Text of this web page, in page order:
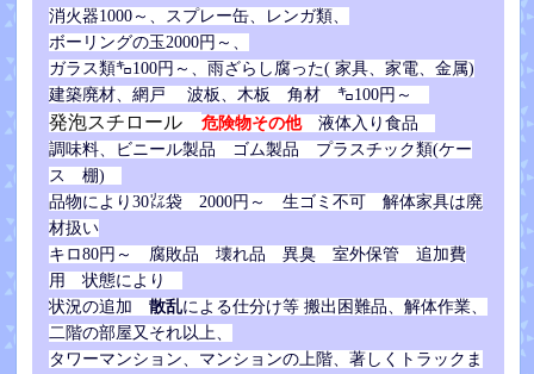
消火器1000～、
スプレー缶、レンガ類、
ボーリングの玉2000円～、
ガラス類㌔100円～、雨ざらし腐った( 家具、家電、金属)
建築廃材、網戸 波板、木板 角材 ㌔100円～
発泡スチロール 危険物その他液体入り食品
調味料、ビニール製品 ゴム製品 プラスチック類(ケー
ス 棚)
品物により30㍑袋 2000円～ 生ゴミ不可 解体家具は廃
材扱い
キロ80円～ 腐敗品 壊れ品 異臭 室外保管 追加費
用 状態により
状況の追加 散乱による仕分け等 搬出困難品、解体作業、
二階の部屋又それ以上、
タワーマンション、マンションの上階、著しくトラックま